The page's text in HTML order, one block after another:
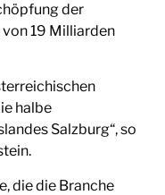
der
19 Milliarden
halbe
Salzburg“, so
die die Branche